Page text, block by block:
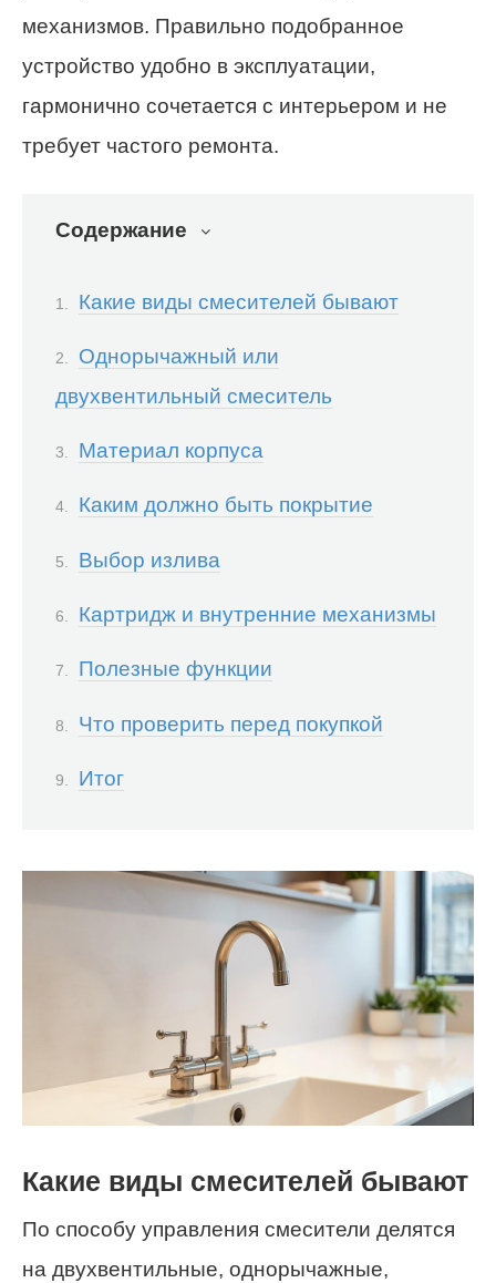
механизмов. Правильно подобранное
устройство удобно в эксплуатации,
гармонично сочетается с интерьером и не
требует частого ремонта.
Содержание
Какие виды смесителей бывают
Однорычажный или
двухвентильный смеситель
Материал корпуса
Каким должно быть покрытие
Выбор излива
Картридж и внутренние механизмы
Полезные функции
Что проверить перед покупкой
Итог
Какие виды смесителей бывают
По способу управления смесители делятся
на двухвентильные, однорычажные,